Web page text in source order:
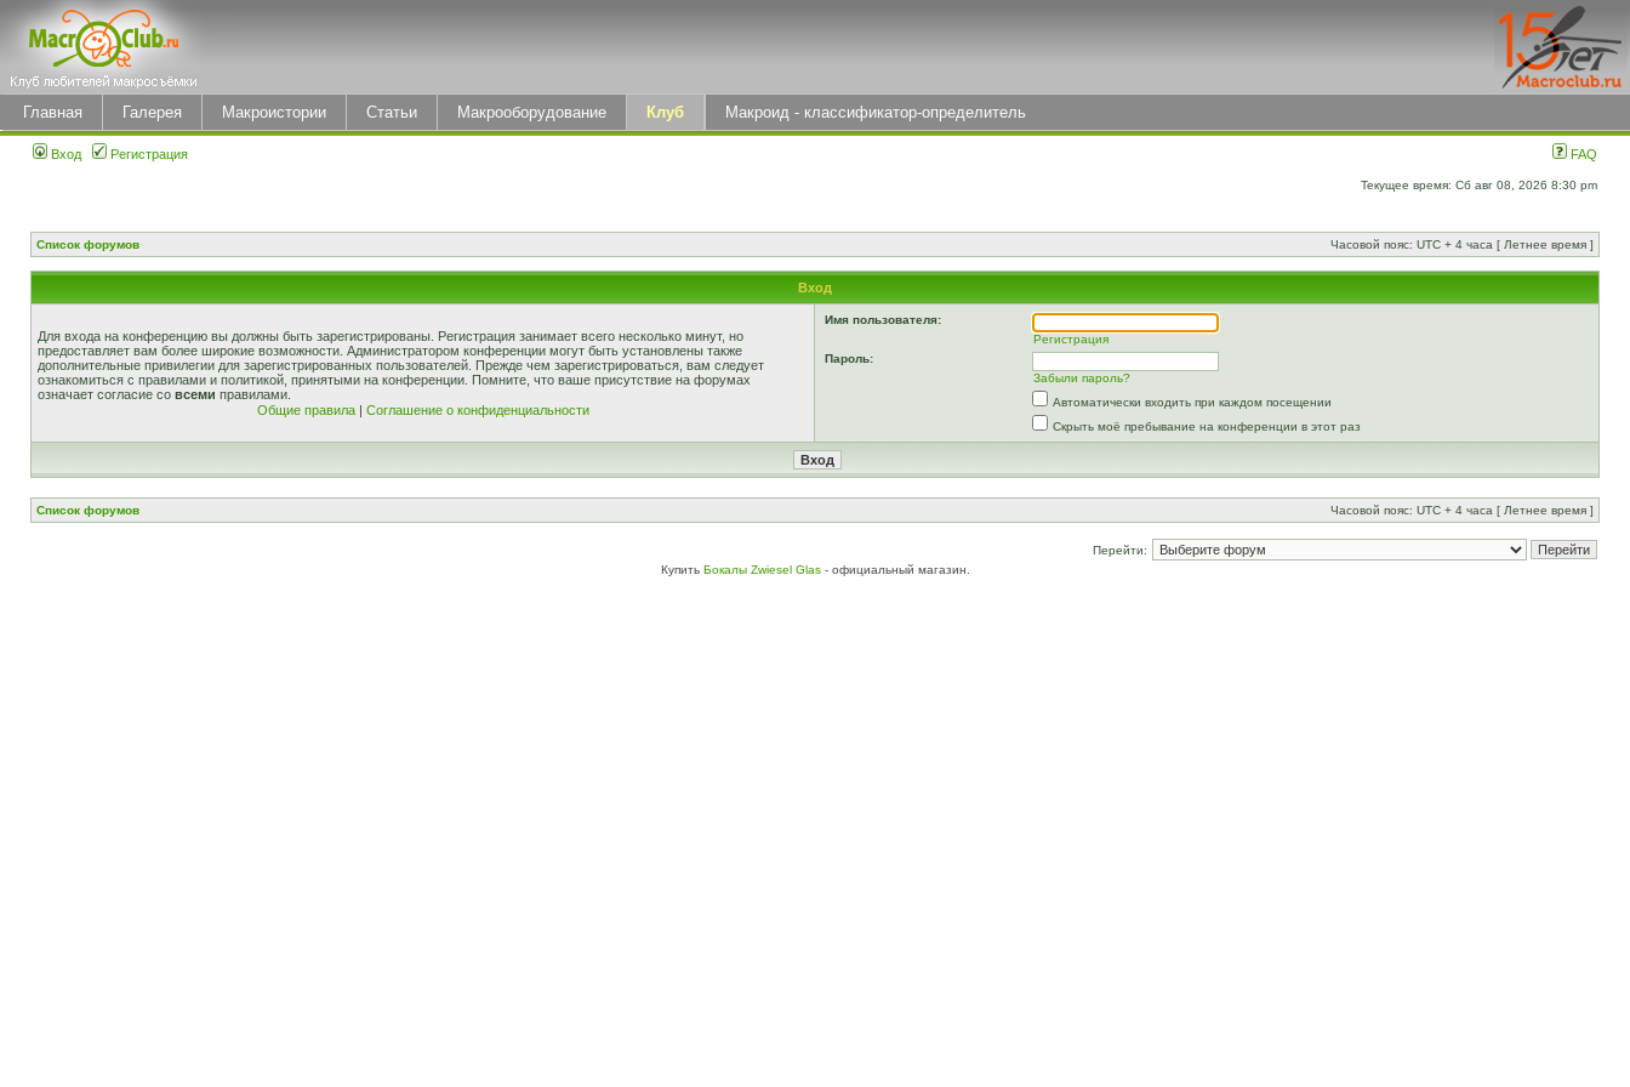
Главная Галерея Макроистории Статьи Макрооборудование Клуб Макроид - классификатор-определитель
Вход Регистрация FAQ
Текущее время: Сб авг 08, 2026 8:30 pm
Список форумов Часовой пояс: UTC + 4 часа [ Летнее время ]
Вход
Для входа на конференцию вы должны быть зарегистрированы. Регистрация занимает всего несколько минут, но
предоставляет вам более широкие возможности. Администратором конференции могут быть установлены также
дополнительные привилегии для зарегистрированных пользователей. Прежде чем зарегистрироваться, вам следует
ознакомиться с правилами и политикой, принятыми на конференции. Помните, что ваше присутствие на форумах
означает согласие со всеми правилами.
Общие правила| Соглашение о конфиденциальности
Имя пользователя:
Регистрация
Пароль:
Забыли пароль?
Автоматически входить при каждом посещении
Скрыть моё пребывание на конференции в этот раз
Список форумов Часовой пояс: UTC + 4 часа [ Летнее время ]
Перейти:
Купить Бокалы Zwiesel Glas - официальный магазин.